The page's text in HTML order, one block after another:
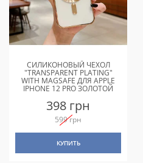
СИЛИКОНОВЫЙ ЧЕХОЛ
"TRANSPARENT PLATING"
WITH MAGSAFE ДЛЯ APPLE
IPHONE 12 PRO ЗОЛОТОЙ
398 грн
599 грн
КУПИТЬ